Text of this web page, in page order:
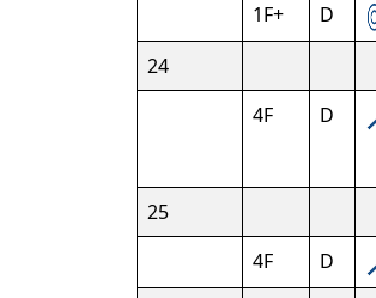
1F+
D
24
4F
D
25
4F
D